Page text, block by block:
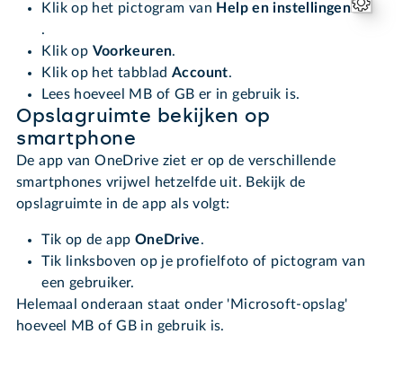
Klik op het pictogram van Help en instellingen
.
Klik op Voorkeuren.
Klik op het tabbladAccount.
Lees hoeveel MB of GB er in gebruik is.
Opslagruimte bekijken op
smartphone
De app van OneDrive ziet er op de verschillende
smartphones vrijwel hetzelfde uit. Bekijk de
opslagruimte in de app als volgt:
Tik op de app OneDrive.
Tik linksboven op je profielfoto of pictogram van
een gebruiker.
Helemaal onderaan staat onder 'Microsoft-opslag'
hoeveel MB of GB in gebruik is.